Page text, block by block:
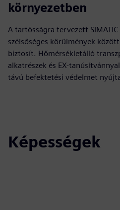
környezetben
A tartósságra tervezett SIMATIC
szélsőséges körülmények
biztosít. Hőmérsékletálló
alkatrészek és EX-
távú befektetési védelmet
Képességek